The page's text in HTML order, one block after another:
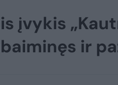
įvykis
ir